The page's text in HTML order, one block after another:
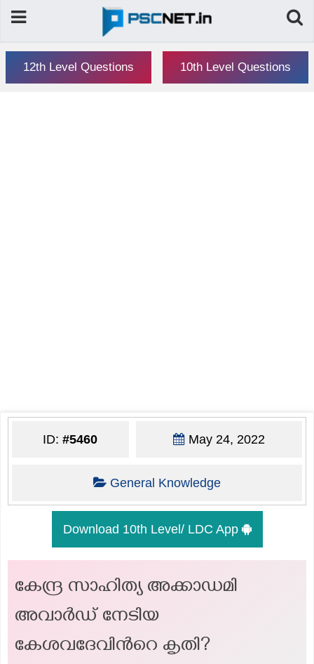
12th Level Questions 10th Level Questions
ID:#5460 May 24, 2022
General Knowledge
Download 10th Level/ LDC App
കേന്ദ്ര സാഹിത്യ അക്കാഡമി
അവാര്‍ഡ് നേടിയ
കേശവദേവിന്‍റെ കൃതി?